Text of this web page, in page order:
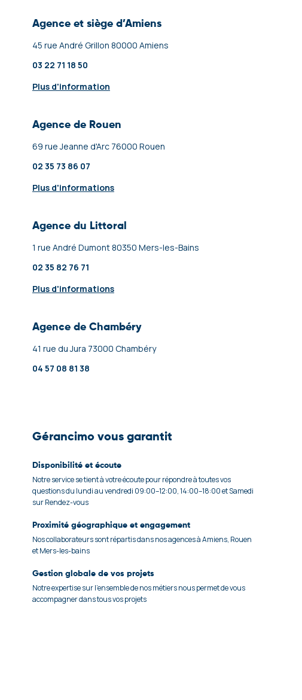
Agence et siège d’Amiens
45 rue André Grillon 80000 Amiens
03 22 71 18 50
Plus d'information
Agence de Rouen
69 rue Jeanne d'Arc 76000 Rouen
02 35 73 86 07
Plus d'informations
Agence du Littoral
1 rue André Dumont 80350 Mers-les-Bains
02 35 82 76 71
Plus d'informations
Agence de Chambéry
41 rue du Jura 73000 Chambéry
04 57 08 81 38
Gérancimo vous garantit
Disponibilité et écoute
Notre service se tient à votre écoute pour répondre à toutes vos
questions du lundi au vendredi 09:00–12:00, 14:00–18:00 et Samedi
sur Rendez-vous
Proximité géographique et engagement
Nos collaborateurs sont répartis dans nos agences à Amiens, Rouen
et Mers-les-bains
Gestion globale de vos projets
Notre expertise sur l'ensemble de nos métiers nous permet de vous
accompagner dans tous vos projets